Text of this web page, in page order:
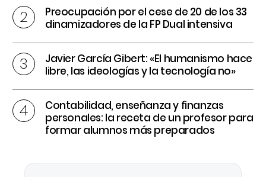
Preocupación por el cese de 20 de los 33
dinamizadores de la FP Dual intensiva
Javier García Gibert: «El humanismo hace
libre, las ideologías y la tecnología no»
Contabilidad, enseñanza y finanzas
personales: la receta de un profesor para
formar alumnos más preparados